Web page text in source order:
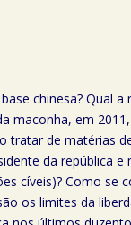
chinesa? Qual
maconha, em
tratar de matérias
da república
cíveis)? Como se
os limites da